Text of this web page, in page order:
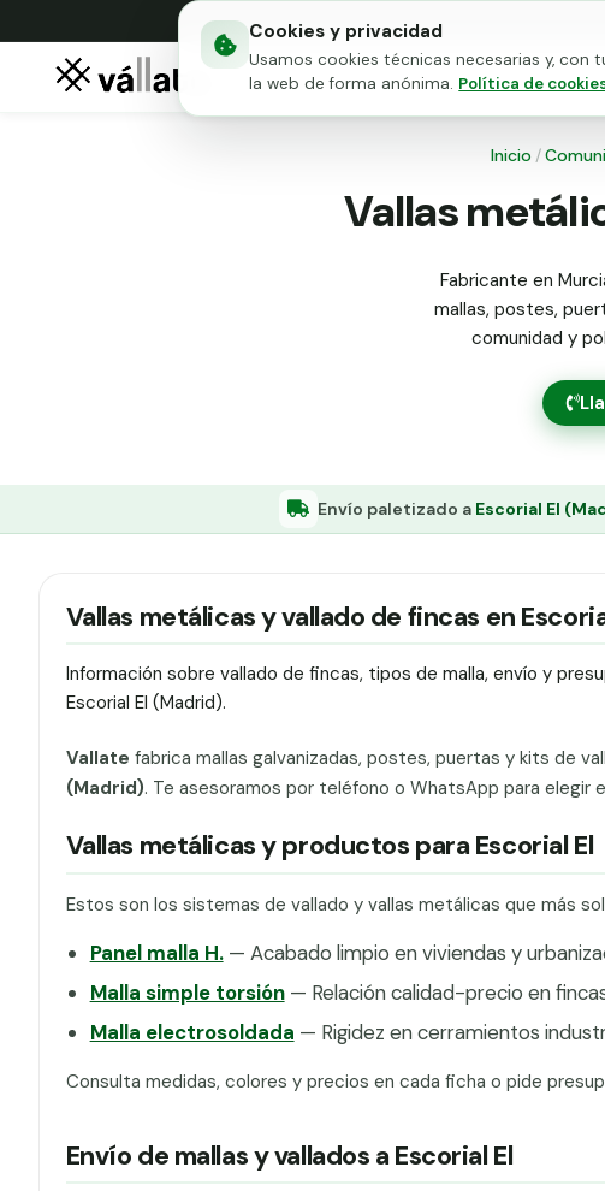
Cookies y privacidad
Usamos cookies técnicas necesarias y,
la web de forma anónima. Política de
Mallas metálicas
Puertas para
Inicio /
Vallas
Fabricante en
mallas, postes,
comunidad y
Envío paletizado a Escorial El
Vallas metálicas y vallado de fincas en
Información sobre vallado de fincas, tipos de malla, envío y
Escorial El (Madrid).
Vallate fabrica mallas galvanizadas, postes, puertas y kits de
(Madrid). Te asesoramos por teléfono o WhatsApp para
Vallas metálicas y productos para Escorial El
Estos son los sistemas de vallado y vallas metálicas que más
Panel malla H.— Acabado limpio en viviendas y
Malla simple torsión— Relación calidad-precio en
Malla electrosoldada — Rigidez en cerramientos
Consulta medidas, colores y precios en cada ficha o pide
Envío de mallas y vallados a Escorial El